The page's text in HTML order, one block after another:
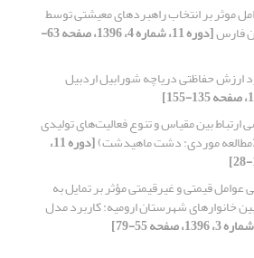
موثر بر انتخاب راهبردهای معیشتی توسط
فارس [دوره 11، شماره 4، 1396، صفحه 63-
ارزش حفاظتی دریاچه شورابیل اردبیل
ارتباط بین مقیاس و تنوع فعالیت‌های تولیدی
(مطالعه موردی: دشت ماهیدشت) [دوره 11،
عوامل قیمتی و غیرقیمتی مؤثر بر تمایل به
شهرستان ارومیه: کاربرد مدل